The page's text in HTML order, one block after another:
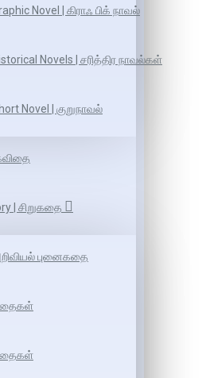
Novel | கிராஃ பிக் நாவல்
Novels | சரித்திர நாவல்கள்
Novel | குறுநாவல்
| சிறுகதை
புனைகதை